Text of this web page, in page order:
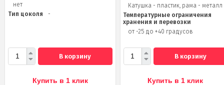
нет
Тип цоколя
-
В корзину
Купить в 1 клик
Катушка - пластик, рама - металл
Температурные ограничения
хранения и перевозки
от -25 до +40 градусов
В корзину
Купить в 1 клик